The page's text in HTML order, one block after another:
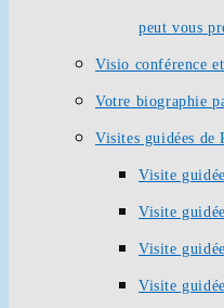
peut vous
Visio conférence
Votre biographie
Visites guidées de
Visite
Visite
Visite
Visite